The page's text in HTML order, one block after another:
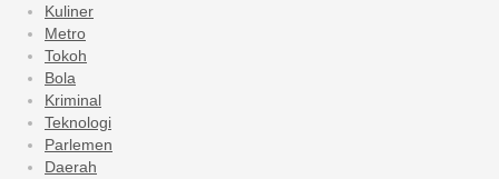
Kuliner
Metro
Tokoh
Bola
Kriminal
Teknologi
Parlemen
Daerah